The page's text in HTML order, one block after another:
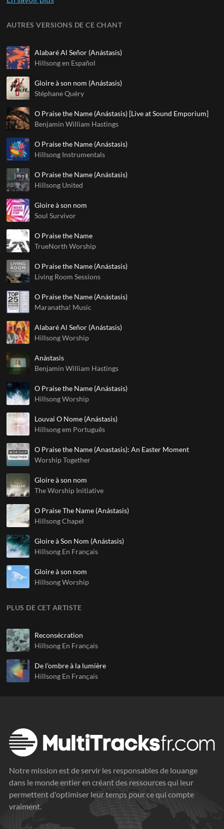
AUTRES VERSIONS DE CE CHANT
Alabaré Al Señor (Anástasis)
Hillsong en Español
Gloire à son nom (Anástasis)
Stéphane Quéry
O Praise the Name (Anástasis) [Live at Sound Emporium]
Benjamin William Hastings
O Praise the Name (Anástasis)
Hillsong Instrumentals
O Praise the Name (Anástasis)
Hillsong United
Gloire à son nom
Soul Survivor
O Praise the Name
TrueNorth Worship
O Praise the Name (Anástasis)
Living Room Sessions
O Praise the Name (Anástasis)
Maranatha! Music
Alabaré Al Señor (Anástasis)
Hillsong Worship
Anàstasis
Benjamin William Hastings
O Praise the Name (Anástasis)
Hillsong Worship
Louvai O Nome (Anástasis)
Hillsong em Português
O Praise the Name (Anastasis): An Easter Moment
Worship Together
Gloire à son nom
The Worship Initiative
O Praise The Name (Anástasis)
Hillsong Chapel
Gloire à Son Nom (Anástasis)
Hillsong En Français
Gloire à son nom
Hillsong Worship
PLUS DE CET ARTISTE
Reconsécration
Hillsong En Français
De l'ombre à la lumière
Hillsong En Français
Notre mission est de servir les responsables de louange
dans le monde entier en créant des ressources qui leur
permettent d'optimiser leur temps pour ce qui compte
vraiment.